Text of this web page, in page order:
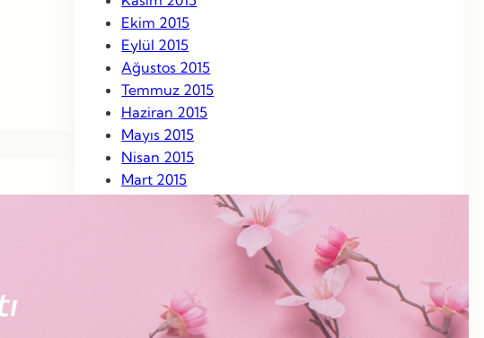
Ekim 2015
Eylül 2015
Ağustos 2015
Temmuz 2015
Haziran 2015
Mayıs 2015
Nisan 2015
Mart 2015
Eylül 2014